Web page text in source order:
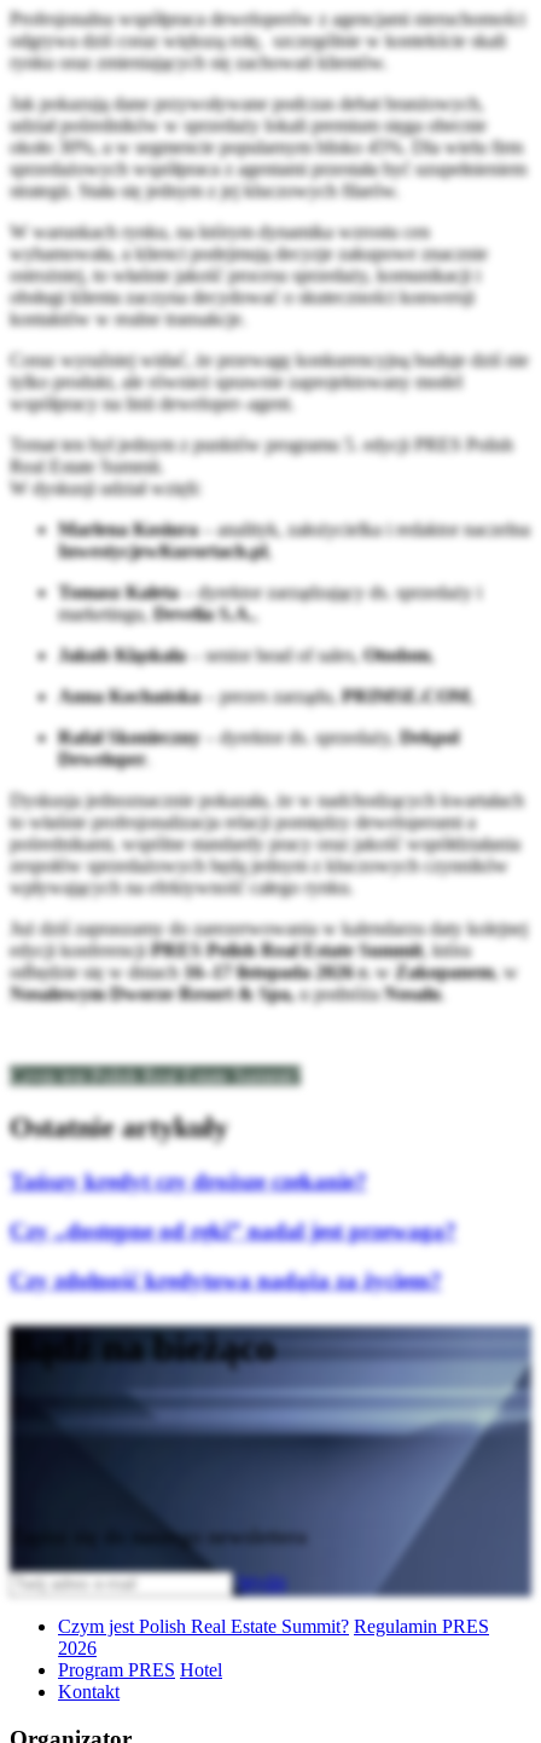
Profesjonalna współpraca deweloperów z agencjami nieruchomości
odgrywa dziś coraz większą rolę, szczególnie w kontekście skali
rynku oraz zmieniających się zachowań klientów.
Jak pokazują dane przywoływane podczas debat branżowych,
udział pośredników w sprzedaży lokali premium sięga obecnie
około 30%, a w segmencie popularnym blisko 45%. Dla wielu firm
sprzedażowych współpraca z agentami przestała być uzupełnieniem
strategii. Stała się jednym z jej kluczowych filarów.
W warunkach rynku, na którym dynamika wzrostu cen
wyhamowała, a klienci podejmują decyzje zakupowe znacznie
ostrożniej, to właśnie jakość procesu sprzedaży, komunikacji i
obsługi klienta zaczyna decydować o skuteczności konwersji
kontaktów w realne transakcje.
Coraz wyraźniej widać, że przewagę konkurencyjną buduje dziś nie
tylko produkt, ale również sprawnie zaprojektowany model
współpracy na linii deweloper–agent.
Temat ten był jednym z punktów programu 5. edycjiPRES Polish
Real Estate Summit.
W dyskusji udział wzięli:
Marlena Kosiura– analityk, założycielka i redaktor naczelna
InwestycjewKurortach.pl,
Tomasz Kaleta– dyrektor zarządzający ds. sprzedaży i
marketingu, Develia S.A.,
Jakub Kląskała– senior head of sales,Otodom,
Anna Kochańska– prezes zarządu,PRIMSE.COM,
Rafał Skonieczny– dyrektor ds. sprzedaży, Dekpol
Deweloper.
Dyskusja jednoznacznie pokazała, że w nadchodzących kwartałach
to właśnie profesjonalizacja relacji pomiędzy deweloperami a
pośrednikami, wspólne standardy pracy oraz jakość współdziałania
zespołów sprzedażowych będą jednym z kluczowych czynników
wpływających na efektywność całego rynku.
Już dziś zapraszamy do zarezerwowania w kalendarzu daty kolejnej
edycji konferencjiPRES Polish Real Estate Summit, która
odbędzie się w dniach 16–17 listopada 2026 r. w Zakopanem, w
Nosalowym Dworze Resort & Spa,u podnóżaNosalu.
Czym jest Polish Real Estate Summit?
Ostatnie artykuły
Tańszy kredyt czy droższe czekanie?
Czy „dostępne od ręki” nadal jest przewagą?
Czy zdolność kredytowa nadąża za życiem?
Bądź na bieżąco
Zapisz się do naszego newslettera
Wyślij
Czym jest Polish Real Estate Summit? Regulamin PRES
2026
Program PRES Hotel
Kontakt